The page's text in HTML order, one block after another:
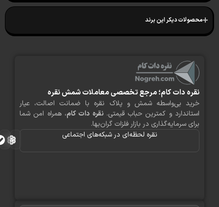
دیکر این برند
دات کام؛ مرجع تخصصی معاملات شمش نقره
بی‌واسطه شمش و پلاک نقره با ضمانت اصالت، عیار
و کمترین حباب قیمتی.نقره دات کام ، همراه امن شما
سرمایه‌گذاری در بازار فلزات گران‌بها.
نقره لحظه‌ای در شبکه‌های اجتماعی